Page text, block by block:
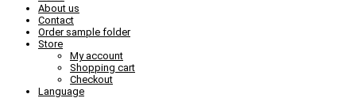
About us
Contact
Order sample folder
Store
My account
Shopping cart
Checkout
Language